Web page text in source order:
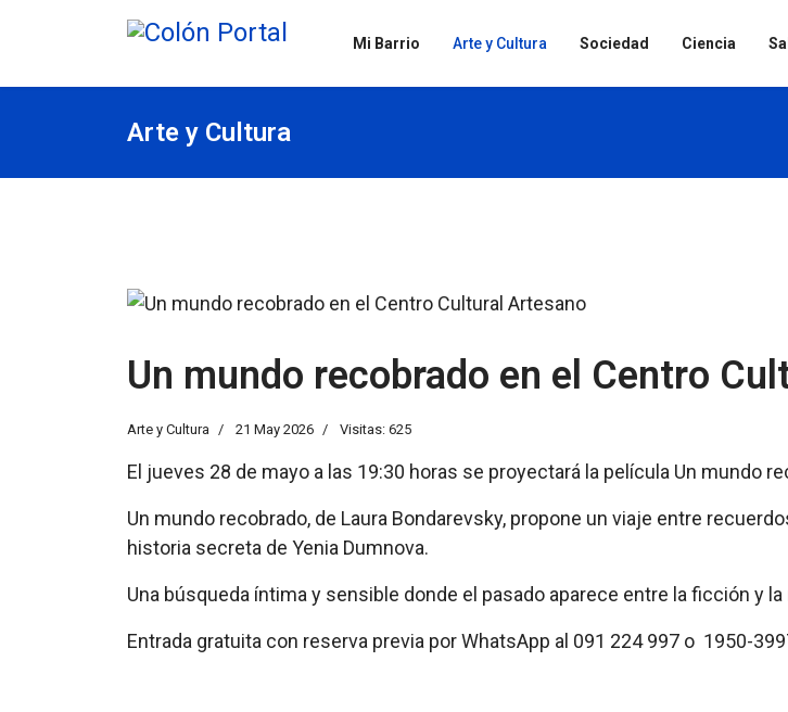
Mi Barrio Arte y Cultura Sociedad Ciencia
Arte y Cultura
Un mundo recobrado en el Centro
Arte y Cultura 21 May 2026 Visitas: 625
El jueves 28 de mayo a las 19:30 horas se proyectará la película Un mundo
Un mundo recobrado, de Laura Bondarevsky, propone un viaje entre
historia secreta de Yenia Dumnova.
Una búsqueda íntima y sensible donde el pasado aparece entre la ficción y
Entrada gratuita con reserva previa por WhatsApp al 091 224 997 o 1950-